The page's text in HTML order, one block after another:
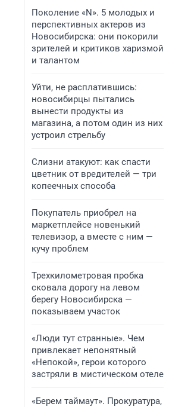
Поколение «N». 5 молодых и
перспективных актеров из
Новосибирска: они покорили
зрителей и критиков харизмой
и талантом
Уйти, не расплатившись:
новосибирцы пытались
вынести продукты из
магазина, а потом один из них
устроил стрельбу
Слизни атакуют: как спасти
цветник от вредителей — три
копеечных способа
Покупатель приобрел на
маркетплейсе новенький
телевизор, а вместе с ним —
кучу проблем
Трехкилометровая пробка
сковала дорогу на левом
берегу Новосибирска —
показываем участок
«Люди тут странные». Чем
привлекает непонятный
«Непокой», герои которого
застряли в мистическом отеле
«Берем таймаут». Прокуратура,